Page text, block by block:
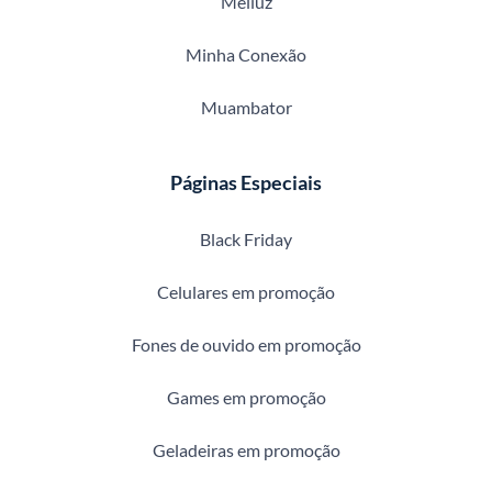
Minha Conexão
Muambator
Páginas Especiais
Black Friday
Celulares em promoção
Fones de ouvido em promoção
Games em promoção
Geladeiras em promoção